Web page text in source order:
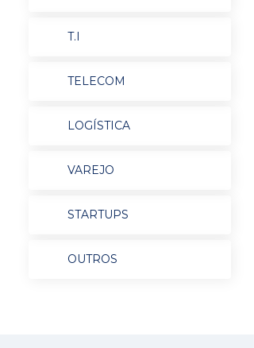
T.I
TELECOM
LOGÍSTICA
VAREJO
STARTUPS
OUTROS